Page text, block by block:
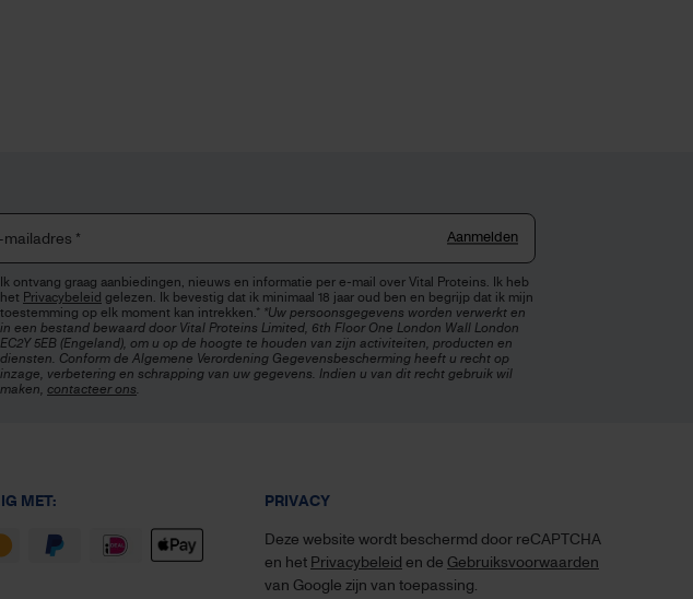
mailadres * Aanmelden
Ik ontvang graag aanbiedingen, nieuws en informatie per e-mail over Vital Proteins. Ik heb
het Privacybeleid gelezen. Ik bevestig dat ik minimaal 18 jaar oud ben en begrijp dat ik mijn
toestemming op elk moment kan intrekken.* *Uw persoonsgegevens worden verwerkt en
in een bestand bewaard door Vital Proteins Limited, 6th Floor One London Wall London
EC2Y 5EB (Engeland), om u op de hoogte te houden van zijn activiteiten, producten en
diensten. Conform de Algemene Verordening Gegevensbescherming heeft u recht op
inzage, verbetering en schrapping van uw gegevens. Indien u van dit recht gebruik wil
maken, contacteer ons.
MET: PRIVACY
Deze website wordt beschermd door reCAPTCHA
en het Privacybeleid en de Gebruiksvoorwaarden
van Google zijn van toepassing.